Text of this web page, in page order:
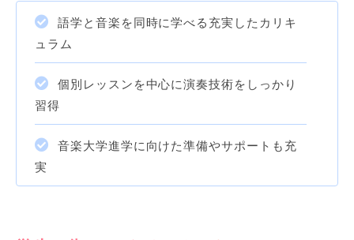
語学と音楽を同時に学べる充実したカリキ
ュラム
個別レッスンを中心に演奏技術をしっかり
習得
音楽大学進学に向けた準備やサポートも充
実